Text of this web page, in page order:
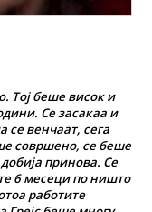
Тој беше висок и
Се засакаа и
се венчаат, сега
совршено, се беше
принова. Се
6 месеци по ништо
работите